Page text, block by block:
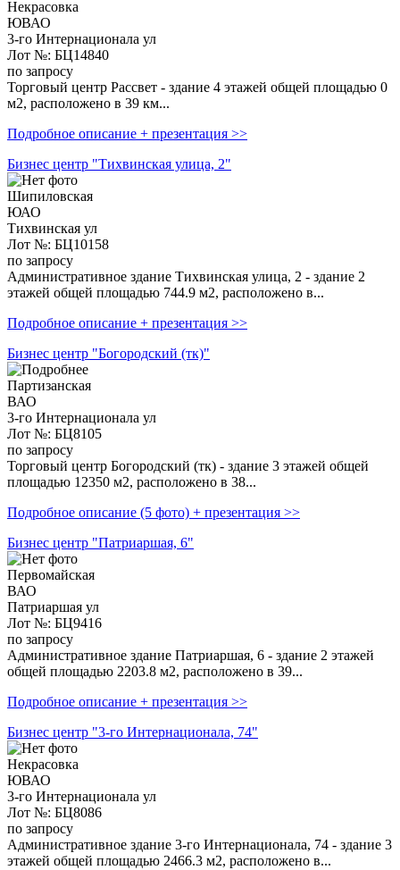
Некрасовка
ЮВАО
3-го Интернационала ул
Лот №: БЦ14840
по запросу
Торговый центр Рассвет - здание 4 этажей общей площадью 0
м2, расположено в 39 км...
Подробное описание + презентация >>
Бизнес центр "Тихвинская улица, 2"
Шипиловская
ЮАО
Тихвинская ул
Лот №: БЦ10158
по запросу
Административное здание Тихвинская улица, 2 - здание 2
этажей общей площадью 744.9 м2, расположено в...
Подробное описание + презентация >>
Бизнес центр "Богородский (тк)"
Партизанская
ВАО
3-го Интернационала ул
Лот №: БЦ8105
по запросу
Торговый центр Богородский (тк) - здание 3 этажей общей
площадью 12350 м2, расположено в 38...
Подробное описание (5 фото) + презентация >>
Бизнес центр "Патриаршая, 6"
Первомайская
ВАО
Патриаршая ул
Лот №: БЦ9416
по запросу
Административное здание Патриаршая, 6 - здание 2 этажей
общей площадью 2203.8 м2, расположено в 39...
Подробное описание + презентация >>
Бизнес центр "3-го Интернационала, 74"
Некрасовка
ЮВАО
3-го Интернационала ул
Лот №: БЦ8086
по запросу
Административное здание 3-го Интернационала, 74 - здание 3
этажей общей площадью 2466.3 м2, расположено в...